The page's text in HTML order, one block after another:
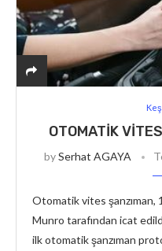
OTOMATIK
bySerhat AGAYA
Otomatik vites şanzıman,
Munro tarafından icat
ilk otomatik şanzıman